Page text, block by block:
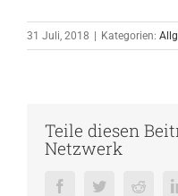
31 Juli, 2018 | Kategorien:
Teile diesen
Netzwerk
FacebookTwitter